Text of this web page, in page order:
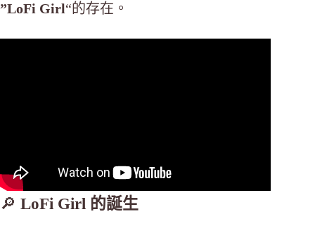
”LoFi Girl“的存在。
🔎 LoFi Girl 的誕生